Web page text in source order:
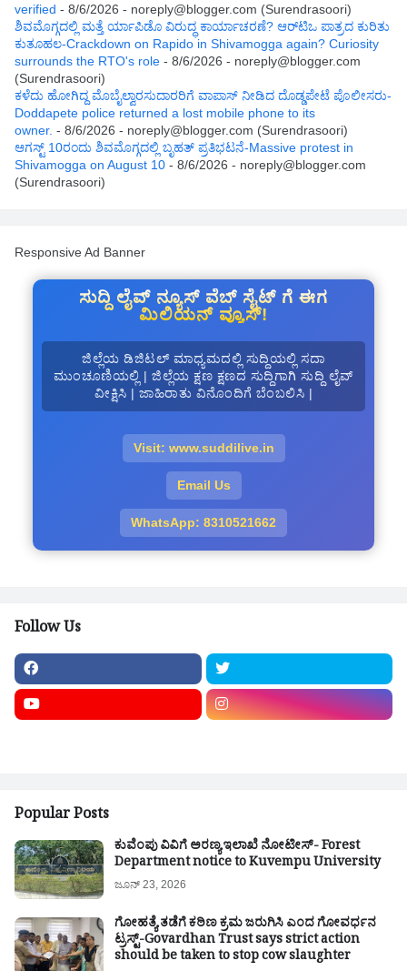
verified - 8/6/2026 - noreply@blogger.com (Surendrasoori)
ಶಿವಮೊಗ್ಗದಲ್ಲಿ ಮತ್ತೆ ರ್ಯಾಪಿಡೊ ವಿರುದ್ಧ ಕಾರ್ಯಾಚರಣೆ? ಆರ್‌ಟಿಒ ಪಾತ್ರದ ಕುರಿತು
ಕುತೂಹಲ-Crackdown on Rapido in Shivamogga again? Curiosity
surrounds the RTO's role - 8/6/2026 - noreply@blogger.com
(Surendrasoori)
ಕಳೆದು ಹೋಗಿದ್ದ ಮೊಬೈಲ್ವಾರಸುದಾರರಿಗೆ ವಾಪಾಸ್ ನೀಡಿದ ದೊಡ್ಡಪೇಟೆ ಪೊಲೀಸರು-
Doddapete police returned a lost mobile phone to its
owner. - 8/6/2026 - noreply@blogger.com (Surendrasoori)
ಆಗಸ್ಟ್‌ 10ರಂದು ಶಿವಮೊಗ್ಗದಲ್ಲಿ ಬೃಹತ್ ಪ್ರತಿಭಟನೆ-Massive protest in
Shivamogga on August 10 - 8/6/2026 - noreply@blogger.com
(Surendrasoori)
Responsive Ad Banner
ಸುದ್ದಿ ಲೈವ್ ನ್ಯೂಸ್ ವೆಬ್ ಸೈಟ್ ಗೆ ಈಗ
ಮಿಲಿಯನ್ ವ್ಯೂಸ್!
ಜಿಲ್ಲೆಯ ಡಿಜಿಟಲ್ ಮಾಧ್ಯಮದಲ್ಲಿ ಸುದ್ದಿಯಲ್ಲಿ ಸದಾ
ಮುಂಚೂಣಿಯಲ್ಲಿ | ಜಿಲ್ಲೆಯ ಕ್ಷಣ ಕ್ಷಣದ ಸುದ್ದಿಗಾಗಿ ಸುದ್ದಿ ಲೈವ್
ವೀಕ್ಷಿಸಿ | ಜಾಹಿರಾತು ವಿನೊಂದಿಗೆ ಬೆಂಬಲಿಸಿ |
Visit: www.suddilive.in
Email Us
WhatsApp: 8310521662
Follow Us
Popular Posts
ಕುವೆಂಪು ವಿವಿಗೆ ಅರಣ್ಯ ಇಲಾಖೆ ನೋಟೀಸ್- Forest
Department notice to Kuvempu University
ಜೂನ್ 23, 2026
ಗೋಹತ್ಯೆ ತಡೆಗೆ ಕಠಿಣ ಕ್ರಮ ಜರುಗಿಸಿ ಎಂದ ಗೋವರ್ಧನ
ಟ್ರಸ್ಟ್-Govardhan Trust says strict action
should be taken to stop cow slaughter